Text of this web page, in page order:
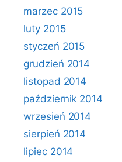
marzec 2015
luty 2015
styczeń 2015
grudzień 2014
listopad 2014
październik 2014
wrzesień 2014
sierpień 2014
lipiec 2014